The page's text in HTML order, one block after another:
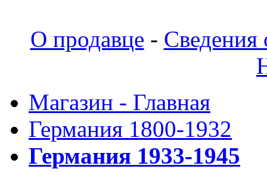
О продавце - Сведения
Магазин - Главная
Германия 1800-1932
Германия 1933-1945